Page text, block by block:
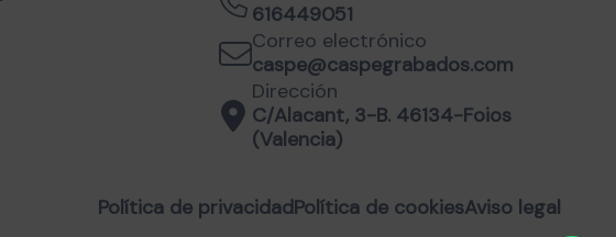
616449051
Correo electrónico
caspe@caspegrabados.com
Dirección
C/Alacant, 3-B. 46134-Foios
(Valencia)
Política de privacidadPolítica de cookiesAviso legal